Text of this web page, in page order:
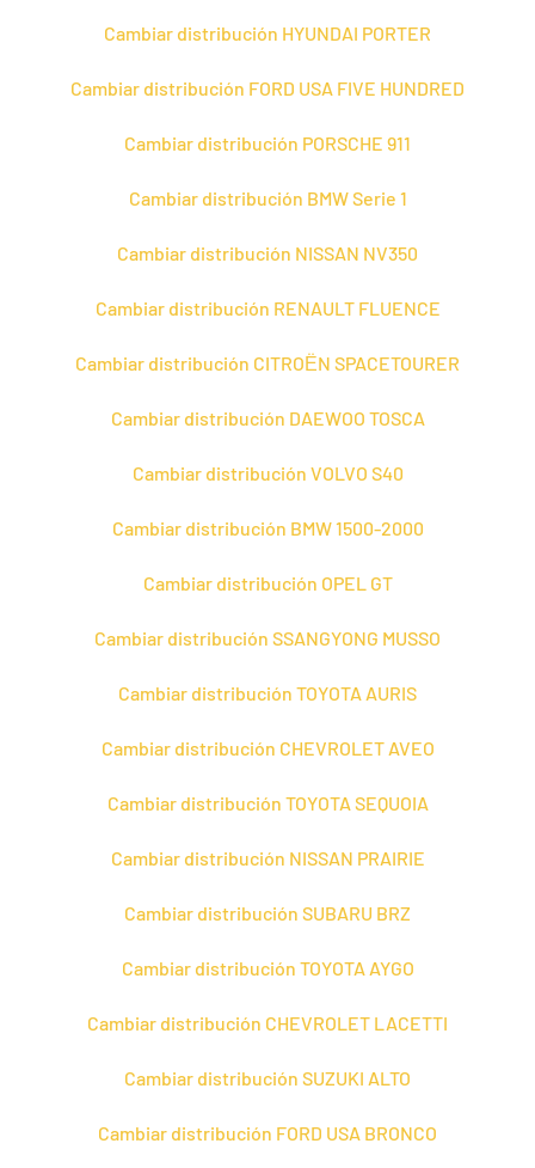
Cambiar distribución HYUNDAI PORTER
Cambiar distribución FORD USA FIVE HUNDRED
Cambiar distribución PORSCHE 911
Cambiar distribución BMW Serie 1
Cambiar distribución NISSAN NV350
Cambiar distribución RENAULT FLUENCE
Cambiar distribución CITROЁN SPACETOURER
Cambiar distribución DAEWOO TOSCA
Cambiar distribución VOLVO S40
Cambiar distribución BMW 1500-2000
Cambiar distribución OPEL GT
Cambiar distribución SSANGYONG MUSSO
Cambiar distribución TOYOTA AURIS
Cambiar distribución CHEVROLET AVEO
Cambiar distribución TOYOTA SEQUOIA
Cambiar distribución NISSAN PRAIRIE
Cambiar distribución SUBARU BRZ
Cambiar distribución TOYOTA AYGO
Cambiar distribución CHEVROLET LACETTI
Cambiar distribución SUZUKI ALTO
Cambiar distribución FORD USA BRONCO